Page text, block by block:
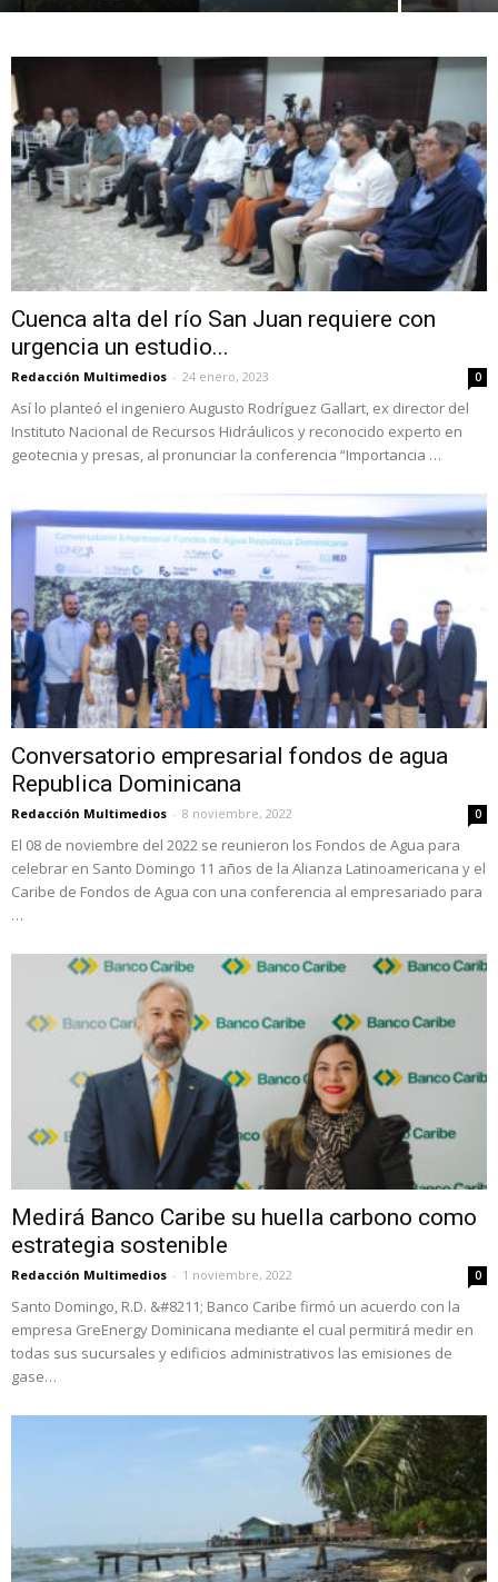
Cuenca alta del río San Juan requiere con
urgencia un estudio...
Redacción Multimedios - 24 enero, 2023 0
Así lo planteó el ingeniero Augusto Rodríguez Gallart, ex director del
Instituto Nacional de Recursos Hidráulicos y reconocido experto en
geotecnia y presas, al pronunciar la conferencia “Importancia …
Conversatorio empresarial fondos de agua
Republica Dominicana
Redacción Multimedios - 8 noviembre, 2022 0
El 08 de noviembre del 2022 se reunieron los Fondos de Agua para
celebrar en Santo Domingo 11 años de la Alianza Latinoamericana y el
Caribe de Fondos de Agua con una conferencia al empresariado para
…
Medirá Banco Caribe su huella carbono como
estrategia sostenible
Redacción Multimedios - 1 noviembre, 2022 0
Santo Domingo, R.D. &#8211; Banco Caribe firmó un acuerdo con la
empresa GreEnergy Dominicana mediante el cual permitirá medir en
todas sus sucursales y edificios administrativos las emisiones de
gase…